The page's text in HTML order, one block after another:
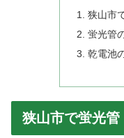
狭山市
蛍光管
乾電池
狭山市で蛍光